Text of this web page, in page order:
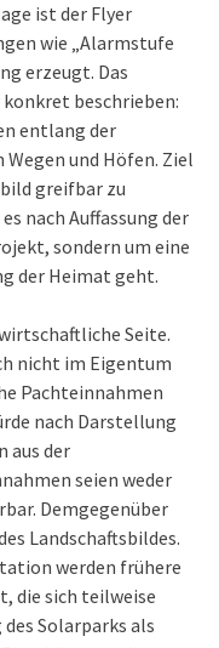
ist der Flyer
wie „Alarmstufe
erzeugt. Das
beschrieben:
entlang der
und Höfen. Ziel
greifbar zu
nach Auffassung der
sondern um eine
der Heimat geht.
Seite.
nicht im Eigentum
Pachteinnahmen
nach Darstellung
aus der
seien weder
Demgegenüber
Landschaftsbildes.
werden frühere
die sich teilweise
Solarparks als